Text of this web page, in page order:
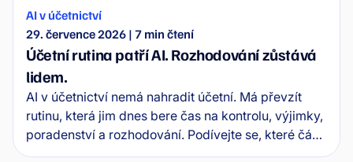
AI v účetnictví
29. července 2026 | 7 min čtení
Účetní rutina patří AI. Rozhodování zůstává
lidem.
AI v účetnictví nemá nahradit účetní. Má převzít
rutinu, která jim dnes bere čas na kontrolu, výjimky,
poradenství a rozhodování. Podívejte se, které části
účetní práce AI převezme jako první.